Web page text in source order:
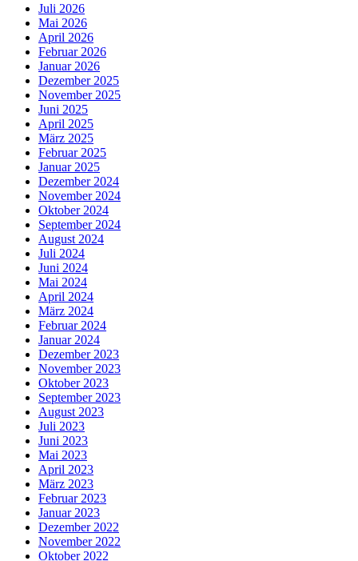
Juli 2026
Mai 2026
April 2026
Februar 2026
Januar 2026
Dezember 2025
November 2025
Juni 2025
April 2025
März 2025
Februar 2025
Januar 2025
Dezember 2024
November 2024
Oktober 2024
September 2024
August 2024
Juli 2024
Juni 2024
Mai 2024
April 2024
März 2024
Februar 2024
Januar 2024
Dezember 2023
November 2023
Oktober 2023
September 2023
August 2023
Juli 2023
Juni 2023
Mai 2023
April 2023
März 2023
Februar 2023
Januar 2023
Dezember 2022
November 2022
Oktober 2022